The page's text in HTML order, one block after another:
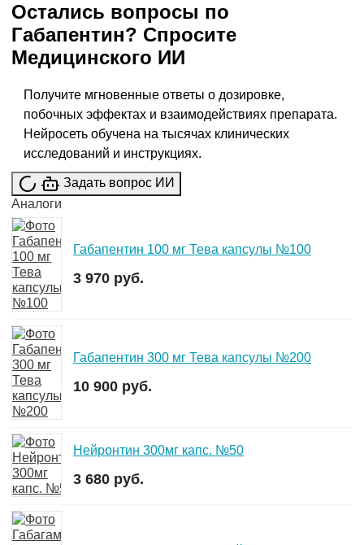
Остались вопросы по
Габапентин? Спросите
Медицинского ИИ
Получите мгновенные ответы о дозировке,
побочных эффектах и взаимодействиях препарата.
Нейросеть обучена на тысячах клинических
исследований и инструкциях.
Задать вопрос ИИ
Аналоги
Габапентин 100 мг Тева капсулы №100
3 970 руб.
Габапентин 300 мг Тева капсулы №200
10 900 руб.
Нейронтин 300мг капс. №50
3 680 руб.